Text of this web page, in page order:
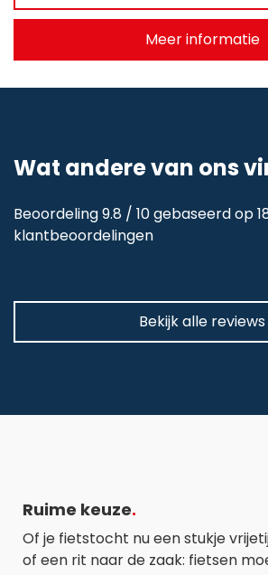
Meer informatie
Wat andere van ons
Beoordeling 9.8 / 10 gebaseerd op
klantbeoordelingen
Bekijk alle reviews
Ruime keuze
Of je fietstocht nu een stukje
of een rit naar de zaak: fietsen